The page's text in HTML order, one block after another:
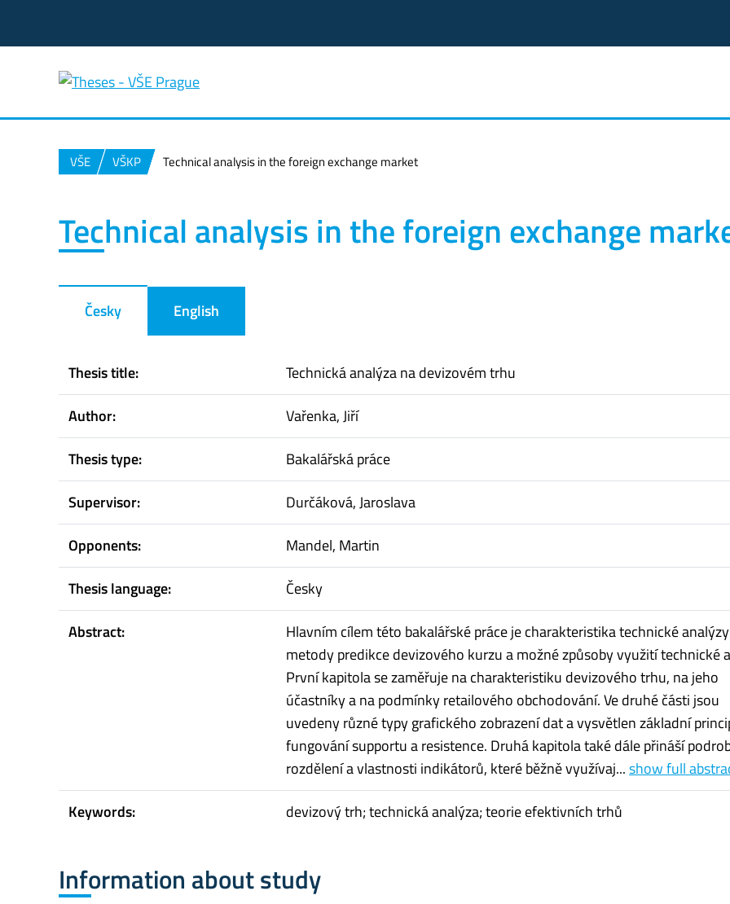
VŠE VŠKP Technical analysis in the foreign exchange market
Technical analysis in the foreign exchange
Česky English
Thesis title:
Technická analýza na devizovém trhu
Author:
Vařenka, Jiří
Thesis type:
Bakalářská práce
Supervisor:
Durčáková, Jaroslava
Opponents:
Mandel, Martin
Thesis language:
Česky
Abstract:
Hlavním cílem této bakalářské práce je charakteristika technické
metody predikce devizového kurzu a možné způsoby využití technické
První kapitola se zaměřuje na charakteristiku devizového trhu, na jeho
účastníky a na podmínky retailového obchodování. Ve druhé části jsou
uvedeny různé typy grafického zobrazení dat a vysvětlen základní
fungování supportu a resistence. Druhá kapitola také dále přináší
rozdělení a vlastnosti indikátorů, které běžně využívaj...show full
Keywords:
devizový trh; technická analýza; teorie efektivních trhů
Information about study